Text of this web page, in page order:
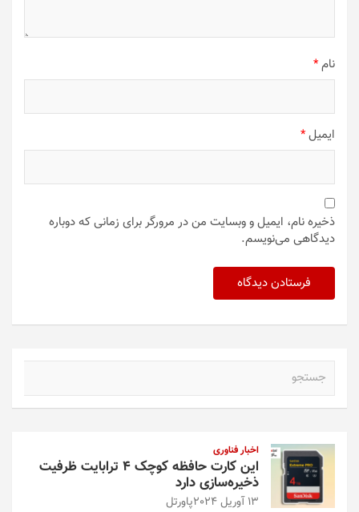
نام*
ایمیل*
ذخیره نام، ایمیل و وبسایت من در مرورگر برای زمانی که دوباره
دیدگاهی می‌نویسم.
اخبار فناوری
این کارت حافظه کوچک ۴ ترابایت ظرفیت
ذخیره‌سازی دارد
13 آوریل 2024 پاورتل